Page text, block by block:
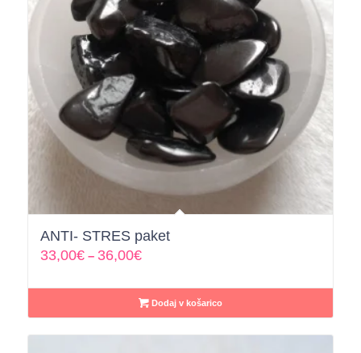
ANTI- STRES paket
33,00€– 36,00€
Dodaj v košarico